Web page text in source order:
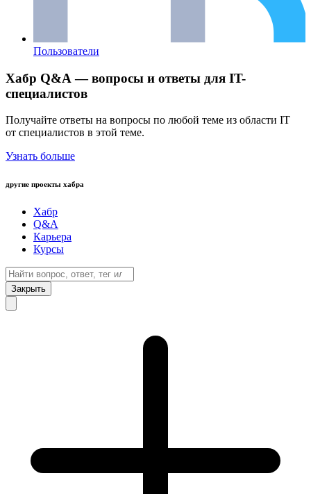
Пользователи
Хабр Q&A — вопросы и ответы для IT-
специалистов
Получайте ответы на вопросы по любой теме из области IT
от специалистов в этой теме.
Узнать больше
другие проекты хабра
Хабр
Q&A
Карьера
Курсы
Закрыть